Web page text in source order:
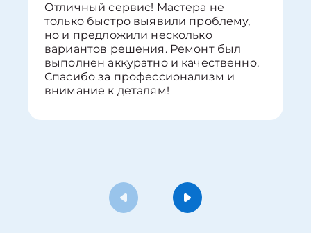
Отличный сервис! Мастера не
только быстро выявили проблему,
но и предложили несколько
вариантов решения. Ремонт был
выполнен аккуратно и качественно.
Спасибо за профессионализм и
внимание к деталям!